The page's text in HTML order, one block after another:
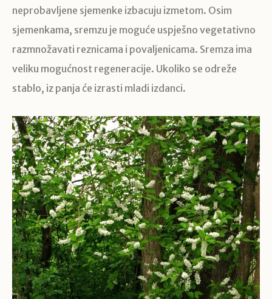
neprobavljene sjemenke izbacuju izmetom. Osim
sjemenkama, sremzu je moguće uspješno vegetativno
razmnožavati reznicama i povaljenicama. Sremza ima
veliku mogućnost regeneracije. Ukoliko se odreže
stablo, iz panja će izrasti mladi izdanci.